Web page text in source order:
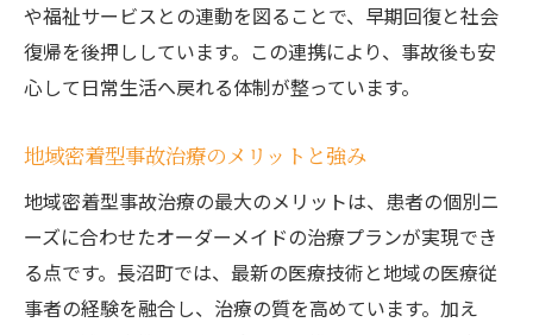
や福祉サービスとの連動を図ることで、早期回復と社会
復帰を後押ししています。この連携により、事故後も安
心して日常生活へ戻れる体制が整っています。
地域密着型事故治療のメリットと強み
地域密着型事故治療の最大のメリットは、患者の個別ニ
ーズに合わせたオーダーメイドの治療プランが実現でき
る点です。長沼町では、最新の医療技術と地域の医療従
事者の経験を融合し、治療の質を高めています。加え